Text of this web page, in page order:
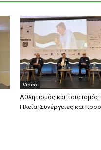
Video
Αθλητισμός και τουρισμός
Ηλεία: Συνέργειες και